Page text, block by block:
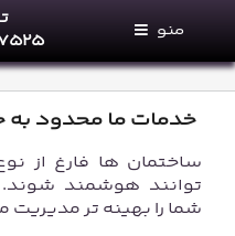
content
منو
خانه های هوشمند
فروشگاه
مجله خانه‌های هوشمند
ساختمان ها فارغ از
توانند هوشمند
شما را بهینه تر مدیریت